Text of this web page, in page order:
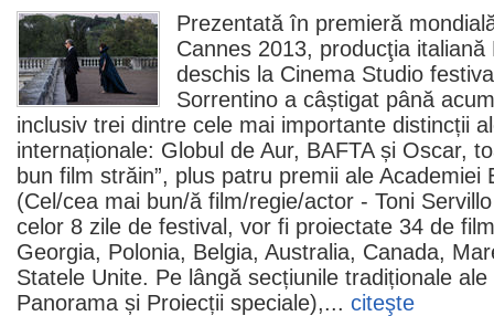
Prezentată în premieră
Cannes 2013, producţia italiană
deschis la Cinema Studio
Sorrentino a câștigat până
inclusiv trei dintre cele mai importante distincții
internaționale: Globul de Aur, BAFTA și Oscar,
bun film străin”, plus patru premii ale Academiei
(Cel/cea mai bun/ă film/regie/actor - Toni Servillo
celor 8 zile de festival, vor fi proiectate 34 de
Georgia, Polonia, Belgia, Australia, Canada,
Statele Unite. Pe lângă secțiunile tradiționale
Panorama și Proiecții speciale),... citeşte